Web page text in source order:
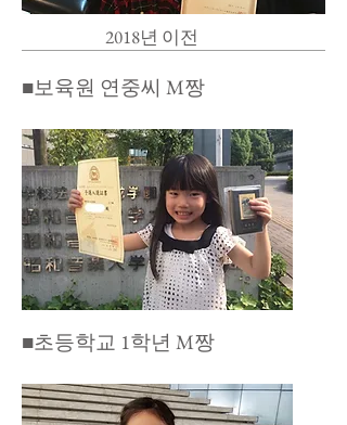
​2018년 이전
​■보육원 연중씨 M짱
​■초등학교 1학년 M짱